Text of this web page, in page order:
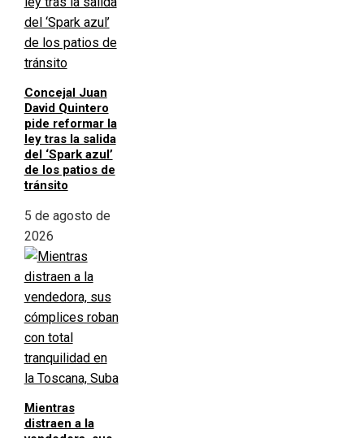
Concejal Juan
David Quintero
pide reformar la
ley tras la salida
del ‘Spark azul’
de los patios de
tránsito
5 de agosto de
2026
Mientras
distraen a la